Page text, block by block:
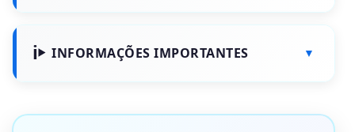
INFORMAÇÕES IMPORTANTES